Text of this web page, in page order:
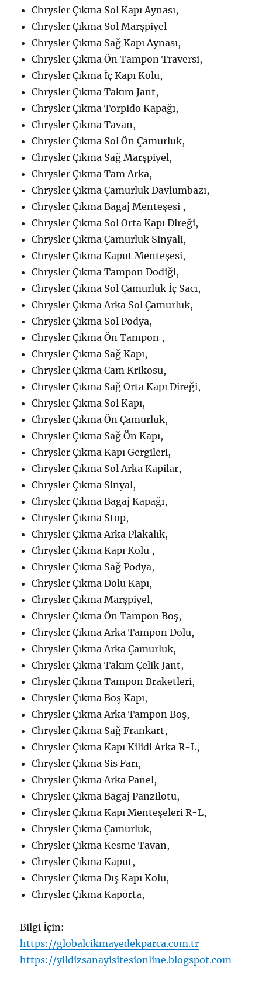
Chrysler Çıkma Sol Kapı Aynası,
Chrysler Çıkma Sol Marşpiyel
Chrysler Çıkma Sağ Kapı Aynası,
Chrysler Çıkma Ön Tampon Traversi,
Chrysler Çıkma İç Kapı Kolu,
Chrysler Çıkma Takım Jant,
Chrysler Çıkma Torpido Kapağı,
Chrysler Çıkma Tavan,
Chrysler Çıkma Sol Ön Çamurluk,
Chrysler Çıkma Sağ Marşpiyel,
Chrysler Çıkma Tam Arka,
Chrysler Çıkma Çamurluk Davlumbazı,
Chrysler Çıkma Bagaj Menteşesi ,
Chrysler Çıkma Sol Orta Kapı Direği,
Chrysler Çıkma Çamurluk Sinyali,
Chrysler Çıkma Kaput Menteşesi,
Chrysler Çıkma Tampon Dodiği,
Chrysler Çıkma Sol Çamurluk İç Sacı,
Chrysler Çıkma Arka Sol Çamurluk,
Chrysler Çıkma Sol Podya,
Chrysler Çıkma Ön Tampon ,
Chrysler Çıkma Sağ Kapı,
Chrysler Çıkma Cam Krikosu,
Chrysler Çıkma Sağ Orta Kapı Direği,
Chrysler Çıkma Sol Kapı,
Chrysler Çıkma Ön Çamurluk,
Chrysler Çıkma Sağ Ön Kapı,
Chrysler Çıkma Kapı Gergileri,
Chrysler Çıkma Sol Arka Kapilar,
Chrysler Çıkma Sinyal,
Chrysler Çıkma Bagaj Kapağı,
Chrysler Çıkma Stop,
Chrysler Çıkma Arka Plakalık,
Chrysler Çıkma Kapı Kolu ,
Chrysler Çıkma Sağ Podya,
Chrysler Çıkma Dolu Kapı,
Chrysler Çıkma Marşpiyel,
Chrysler Çıkma Ön Tampon Boş,
Chrysler Çıkma Arka Tampon Dolu,
Chrysler Çıkma Arka Çamurluk,
Chrysler Çıkma Takım Çelik Jant,
Chrysler Çıkma Tampon Braketleri,
Chrysler Çıkma Boş Kapı,
Chrysler Çıkma Arka Tampon Boş,
Chrysler Çıkma Sağ Frankart,
Chrysler Çıkma Kapı Kilidi Arka R-L,
Chrysler Çıkma Sis Farı,
Chrysler Çıkma Arka Panel,
Chrysler Çıkma Bagaj Panzilotu,
Chrysler Çıkma Kapı Menteşeleri R-L,
Chrysler Çıkma Çamurluk,
Chrysler Çıkma Kesme Tavan,
Chrysler Çıkma Kaput,
Chrysler Çıkma Dış Kapı Kolu,
Chrysler Çıkma Kaporta,
Bilgi İçin:
https://globalcikmayedekparca.com.tr
https://yildizsanayisitesionline.blogspot.com